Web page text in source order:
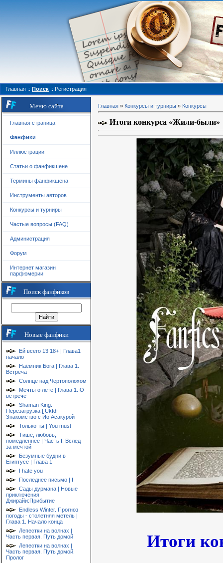
Главная :: Поиск :: Регистрация
Меню сайта
Главная страница
Фанфики
Иллюстрации
Статьи о фанфикшене
Термины фанфикшена
Инструменты авторов
Конкурсы и турниры
Частые вопросы (FAQ)
Администрация
Форум
Интернет магазин
парфюмерии
Поиск фанфиков
Новые фанфики
Ей всего 13 18+ | Глава1
начало
Наёмник Бога | Глава 1.
Встреча
Солнце над Чертополохом
Мечты о лете | Глава 1. О
встрече
Shaman King.
Перезагрузка | Ukfdf
Знакомство с Йо Асакурой
Только ты | You must
Тише, любовь,
помедленнее | Часть I. Вслед
за мечтой
Безумные будни в
Египтусе | Глава 1
I hate you
Последнее письмо | I
Сады дурмана | Новые
приключения
Джирайи:Прибытие
Endless Winter. Прогноз
погоды - столетняя метель |
Глава 1. Начало конца
Лепестки на волнах |
Часть первая. Путь домой
Лепестки на волнах |
Часть первая. Путь домой.
Пролог
Главная » Конкурсы и турниры » Конкурсы
Итоги конкурса «Жили-были»
Итоги